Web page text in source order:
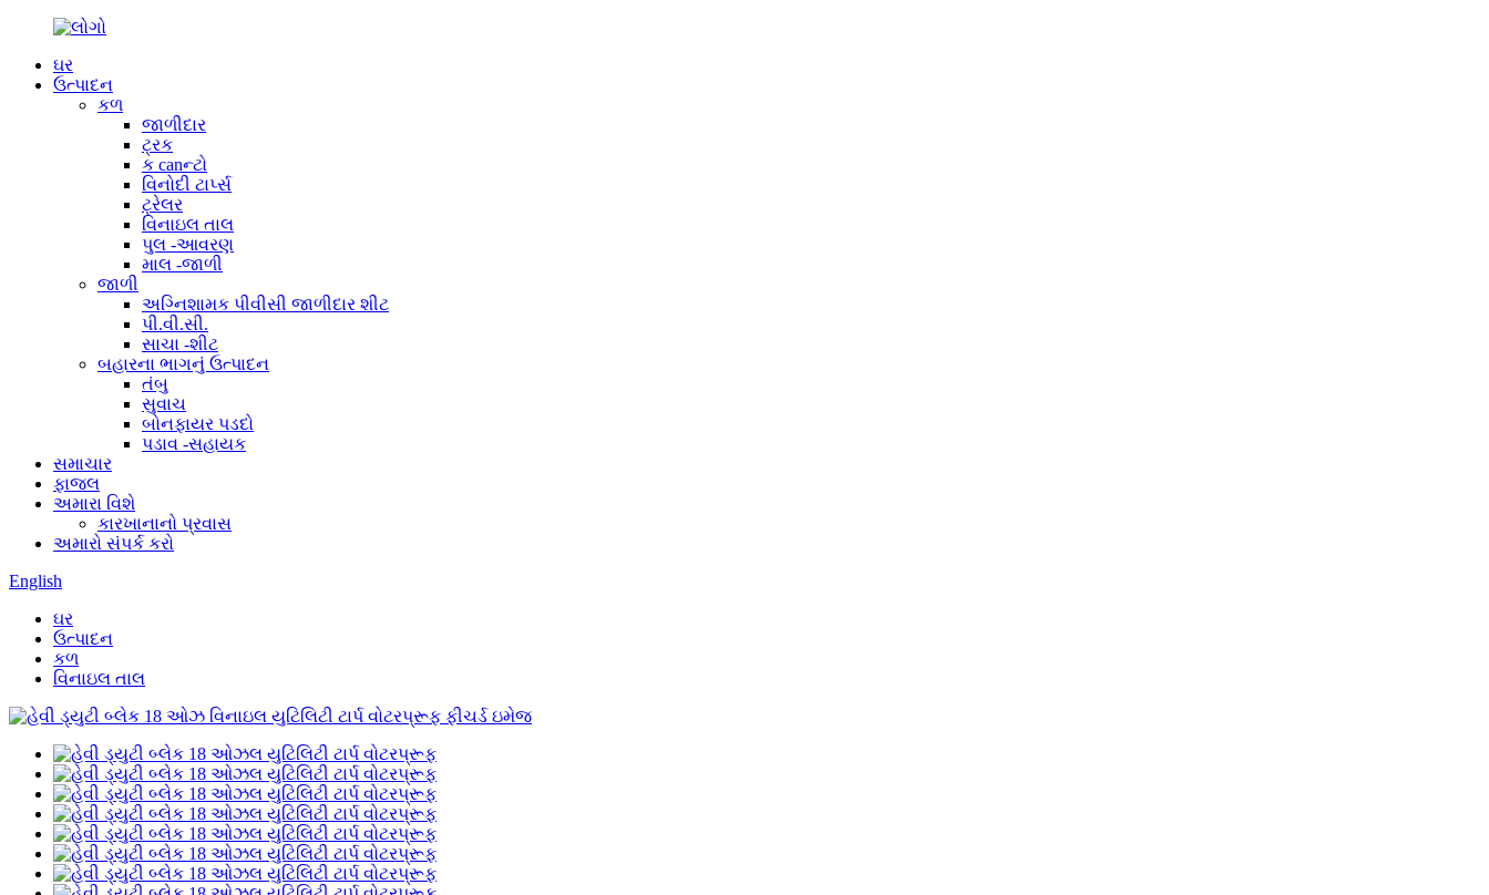
ઘર
ઉત્પાદન
કળ
જાળીદાર
ટ્રક
ક canન્ટો
વિનોદી ટાર્પ્સ
ટ્રેલર
વિનાઇલ તાલ
પુલ -આવરણ
માલ -જાળી
જાળી
અગ્નિશામક પીવીસી જાળીદાર શીટ
પી.વી.સી.
સાચા -શીટ
બહારના ભાગનું ઉત્પાદન
તંબુ
સુવાચ
બોનફાયર પડદો
પડાવ -સહાયક
સમાચાર
ફાજલ
અમારા વિશે
કારખાનાનો પ્રવાસ
અમારો સંપર્ક કરો
English
ઘર
ઉત્પાદન
કળ
વિનાઇલ તાલ